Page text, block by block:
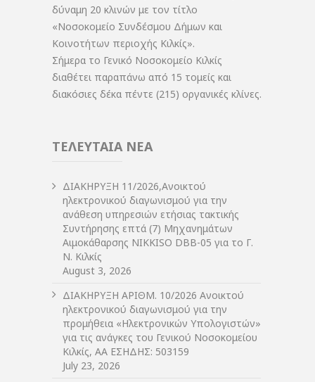
δύναμη 20 κλινών με τον τίτλο
«Νοσοκομείο Συνδέσμου Δήμων και
Κοινοτήτων περιοχής Κιλκίς».
Σήμερα το Γενικό Νοσοκομείο Κιλκίς
διαθέτει παραπάνω από 15 τομείς και
διακόσιες δέκα πέντε (215) οργανικές κλίνες.
ΤΕΛΕΥΤΑΙΑ ΝΕΑ
ΔIΑΚΗΡΥΞΗ 11/2026,Ανοικτού
ηλεκτρονικού διαγωνισμού για την
ανάθεση υπηρεσιών ετήσιας τακτικής
Συντήρησης επτά (7) Μηχανημάτων
Αιμοκάθαρσης NIKKISO DBB-05 για το Γ.
Ν. Κιλκίς
August 3, 2026
ΔIΑΚΗΡΥΞΗ ΑΡIΘΜ. 10/2026 Ανοικτού
ηλεκτρονικού διαγωνισμού για την
προμήθεια «Ηλεκτρονικών Υπολογιστών»
για τις ανάγκες του Γενικού Νοσοκομείου
Κιλκίς, ΑΑ ΕΣΗΔΗΣ: 503159
July 23, 2026